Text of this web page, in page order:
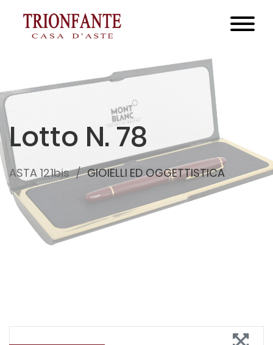
Lotto N. 78
ASTA 121bis GIOIELLI ED OGGETTISTICA